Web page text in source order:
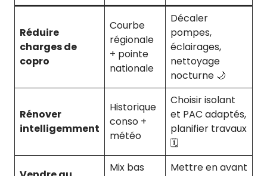
Réduire
charges de
copro
Courbe
régionale
+ pointe
nationale
Décaler
pompes,
éclairages,
nettoyage
nocturne 🌙
Rénover
intelligemment
Historique
conso +
météo
Choisir isolant
et PAC adaptés,
planifier travaux
🗓️
Mix bas
Mettre en avant